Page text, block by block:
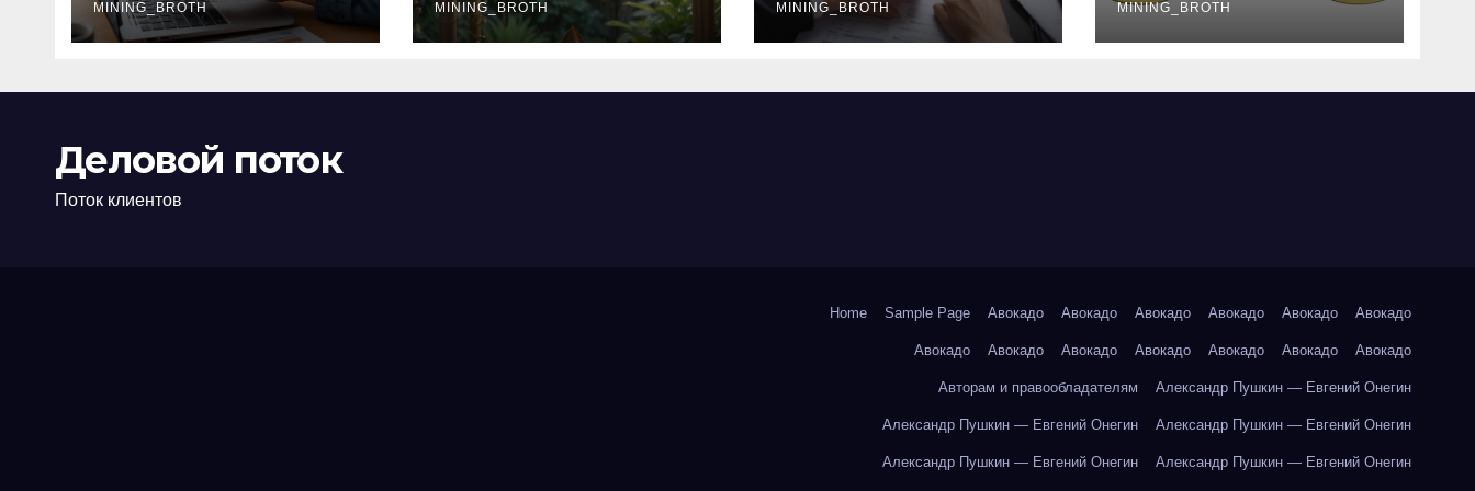
офис: порядок,
требования и
MINING_BROTH
колокольчиков
MINING_BROTH
ставки и
требования к
MINING_BROTH
руководство
MINING_BROTH
Деловой поток
Поток клиентов
Home Sample Page Авокадо Авокадо Авокадо Авокадо Авокадо Авокадо
Авокадо Авокадо Авокадо Авокадо Авокадо Авокадо Авокадо
Авторам и правообладателям Александр Пушкин — Евгений Онегин
Александр Пушкин — Евгений Онегин Александр Пушкин — Евгений Онегин
Александр Пушкин — Евгений Онегин Александр Пушкин — Евгений Онегин